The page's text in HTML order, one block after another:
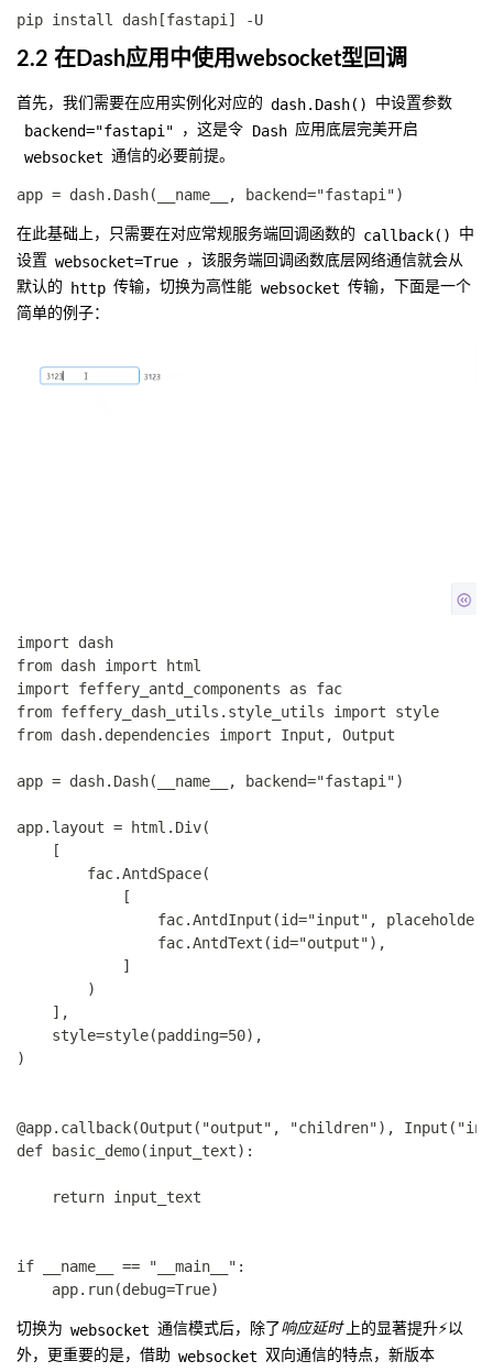
2.2 在Dash应用中使用websocket型回调
首先，我们需要在应用实例化对应的 dash.Dash() 中设置参数
backend="fastapi" ，这是令 Dash 应用底层完美开启
websocket 通信的必要前提。
在此基础上，只需要在对应常规服务端回调函数的 callback()
中
设置 websocket=True
，该服务端回调函数底层网络通信就会从
默认的
http 传输，切换为高性能 websocket 传输，下面是一个
简单的例子：
import dash
from dash import html
import feffery_antd_components as fac
from feffery_dash_utils.style_utils import style
from dash.dependencies import Input, Output
app = dash.Dash(__name__, backend="fastapi")
app.layout = html.Div(
    [
        fac.AntdSpace(
            [
fac.AntdInput(id="input",
                fac.AntdText(id="output"),
            ]
        )
    ],
    style=style(padding=50),
)
@app.callback(Output("output", "children"),
def basic_demo(input_text):
    return input_text
if __name__ == "__main__":
切换为 websocket 通信模式后，除了 响应延时
上的显著提升⚡以
外，更重要的是，借助 websocket 双向通信的特点，新版本